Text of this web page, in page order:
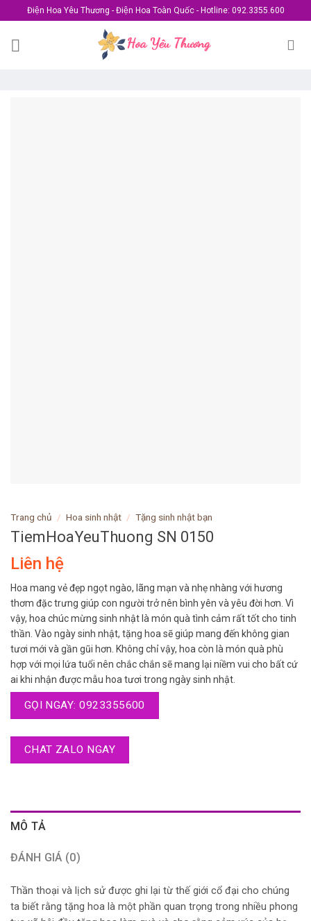
to
content
Điện Hoa Yêu Thương - Điện Hoa Toàn Quốc - Hotline: 092.3355.600
Trang chủ / Hoa sinh nhật / Tặng sinh nhật bạn
TiemHoaYeuThuong SN 0150
Liên hệ
Hoa mang vẻ đẹp ngọt ngào, lãng mạn và nhẹ nhàng với hương
thơm đặc trưng giúp con người trở nên bình yên và yêu đời hơn. Vì
vậy, hoa chúc mừng sinh nhật là món quà tình cảm rất tốt cho tinh
thần. Vào ngày sinh nhật, tặng hoa sẽ giúp mang đến không gian
tươi mới và gần gũi hơn. Không chỉ vậy, hoa còn là món quà phù
hợp với mọi lứa tuổi nên chắc chắn sẽ mang lại niềm vui cho bất cứ
ai khi nhận được mẫu hoa tươi trong ngày sinh nhật.
GỌI NGAY: 0923355600
CHAT ZALO NGAY
MÔ TẢ
ĐÁNH GIÁ (0)
Thần thoại và lịch sử được ghi lại từ thế giới cổ đại cho chúng
ta biết rằng tặng hoa là một phần quan trọng trong nhiều phong